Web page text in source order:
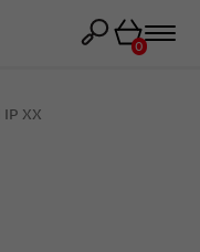
Košík
0
IP XX